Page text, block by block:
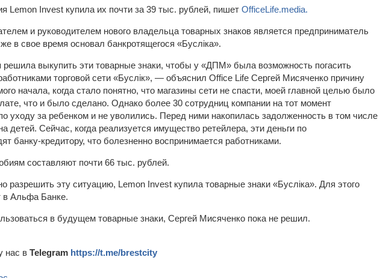
Lemon Invest купила их почти за 39 тыс. рублей, пишет OfficeLife.media.
и руководителем нового владельца товарных знаков является предприниматель
в свое время основал банкротящегося «Бусліка».
выкупить эти товарные знаки, чтобы у «ДПМ» была возможность погасить
торговой сети «Буслік», — объяснил Office Life Сергей Мисяченко причину
начала, когда стало понятно, что магазины сети не спасти, моей главной целью было
что и было сделано. Однако более 30 сотрудниц компании на тот момент
уходу за ребенком и не уволились. Перед ними накопилась задолженность в том числе
детей. Сейчас, когда реализуется имущество ретейлера, эти деньги по
банку-кредитору, что болезненно воспринимается работниками.
составляют почти 66 тыс. рублей.
разрешить эту ситуацию, Lemon Invest купила товарные знаки «Бусліка». Для этого
в Альфа Банке.
в будущем товарные знаки, Сергей Мисяченко пока не решил.
нас в Telegram https://t.me/brestcity